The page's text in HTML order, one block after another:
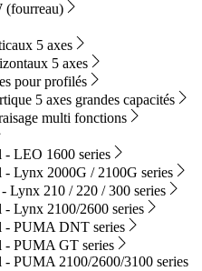
(fourreau)
5 axes
5 axes
pour profilés
5 axes grandes capacités
multi fonctions
LEO 1600 series
Lynx 2000G / 2100G series
Lynx 210 / 220 / 300 series
Lynx 2100/2600 series
- PUMA DNT series
PUMA GT series
PUMA 2100/2600/3100 series